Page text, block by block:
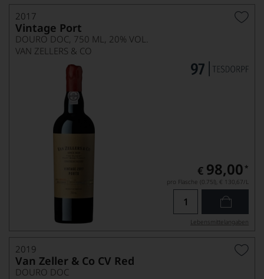
2017
Vintage Port
DOURO DOC, 750 ML, 20% VOL.
VAN ZELLERS & CO
€ 98,00 *
pro Flasche (0.75l), € 130,67/L
Lebensmittel­angaben
2019
Van Zeller & Co CV Red
DOURO DOC